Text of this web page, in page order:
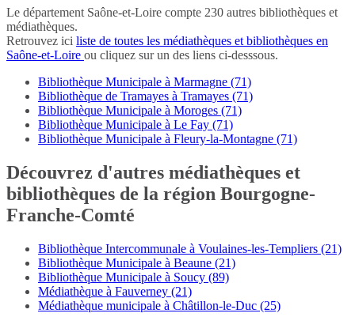
Le département Saône-et-Loire compte 230 autres bibliothèques et
médiathèques.
Retrouvez ici liste de toutes les médiathèques et bibliothèques en
Saône-et-Loire ou cliquez sur un des liens ci-desssous.
Bibliothèque Municipale à Marmagne (71)
Bibliothèque de Tramayes à Tramayes (71)
Bibliothèque Municipale à Moroges (71)
Bibliothèque Municipale à Le Fay (71)
Bibliothèque Municipale à Fleury-la-Montagne (71)
Découvrez d'autres médiathèques et
bibliothèques de la région Bourgogne-
Franche-Comté
Bibliothèque Intercommunale à Voulaines-les-Templiers (21)
Bibliothèque Municipale à Beaune (21)
Bibliothèque Municipale à Soucy (89)
Médiathèque à Fauverney (21)
Médiathèque municipale à Châtillon-le-Duc (25)